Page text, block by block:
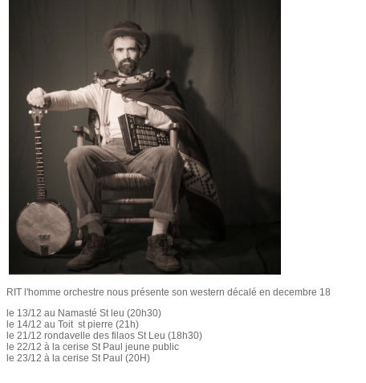
RIT l'homme orchestre nous présente son western décalé en decembre 18
le 13/12 au Namasté St leu (20h30)
le 14/12 au Toit st pierre (21h)
le 21/12 rondavelle des filaos St Leu (18h30)
le 22/12 à la cerise St Paul jeune public
le 23/12 à la cerise St Paul (20H)